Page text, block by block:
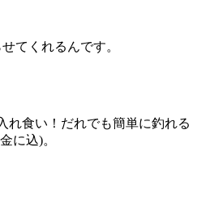
てくれるんです。
食い！だれでも簡単に釣れる
に込)。